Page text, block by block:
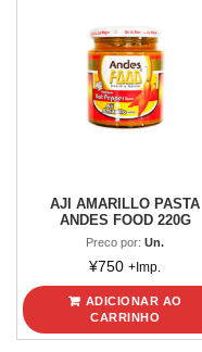
AJI AMARILLO PASTA
ANDES FOOD 220G
Preco por:Un.
¥750 +Imp.
ADICIONAR AO
CARRINHO